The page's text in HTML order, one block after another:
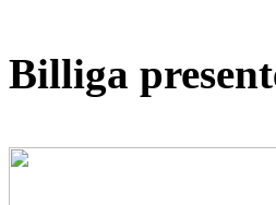
Billiga